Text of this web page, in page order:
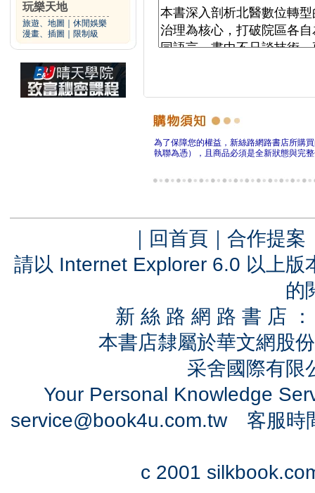
玩樂天地
旅遊、地圖
休閒娛樂
漫畫、插圖
限制級
為了保障您的權益，新絲路網路書店所購
執聯為憑），且商品必須是全新狀態與完
｜ 回首頁 ｜ 合作提案
請以 Internet Explorer 6.0 以上
的
新 絲 路 網 路 書 店
本書店隸屬於華文網股
采舍國際有
Your Personal Knowledge
service@book4u.com.tw客服時
c 2001